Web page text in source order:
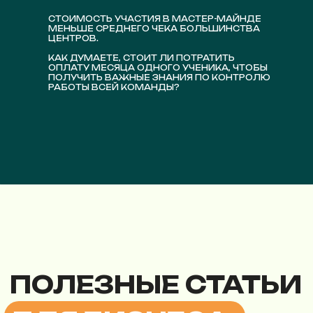
СТОИМОСТЬ УЧАСТИЯ В МАСТЕР-МАЙНДЕ
МЕНЬШЕ СРЕДНЕГО ЧЕКА БОЛЬШИНСТВА
ЦЕНТРОВ.
КАК ДУМАЕТЕ, СТОИТ ЛИ ПОТРАТИТЬ
ОПЛАТУ МЕСЯЦА ОДНОГО УЧЕНИКА, ЧТОБЫ
ПОЛУЧИТЬ ВАЖНЫЕ ЗНАНИЯ ПО КОНТРОЛЮ
РАБОТЫ ВСЕЙ КОМАНДЫ?